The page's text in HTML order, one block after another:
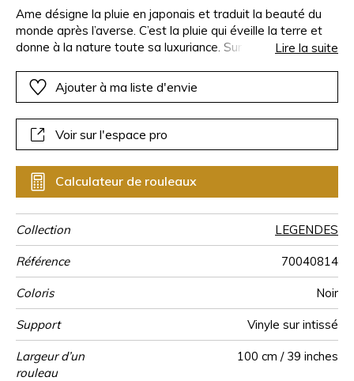
Ame désigne la pluie en japonais et traduit la beauté du
monde après l’averse. C’est la pluie qui éveille la terre et
donne à la nature toute sa luxuriance. Sur un vinyle de
des arbres où des effets d’encre de chine se diffusent sur
un fond patiné.
Lire la suite
Ajouter à ma liste d'envie
Voir sur l'espace pro
Calculateur de rouleaux
Collection LEGENDES
Référence 70040814
Coloris Noir
Support Vinyle sur intissé
Largeur d’un
rouleau
100 cm / 39 inches